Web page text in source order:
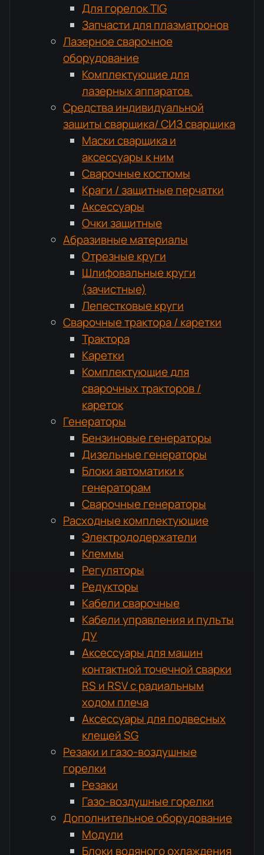
Для горелок TIG
Запчасти для плазматронов
Лазерное сварочное
оборудование
Комплектующие для
лазерных аппаратов.
Средства индивидуальной
защиты сварщика/ СИЗ сварщика
Маски сварщика и
аксессуары к ним
Сварочные костюмы
Краги / защитные перчатки
Аксессуары
Очки защитные
Абразивные материалы
Отрезные круги
Шлифовальные круги
(зачистные)
Лепестковые круги
Сварочные трактора / каретки
Трактора
Каретки
Комплектующие для
сварочных тракторов /
кареток
Генераторы
Бензиновые генераторы
Дизельные генераторы
Блоки автоматики к
генераторам
Сварочные генераторы
Расходные комплектующие
Электрододержатели
Клеммы
Регуляторы
Редукторы
Кабели сварочные
Кабели управления и пульты
ДУ
Аксессуары для машин
контактной точечной сварки
RS и RSV с радиальным
ходом плеча
Аксессуары для подвесных
клещей SG
Резаки и газо-воздушные
горелки
Резаки
Газо-воздушные горелки
Дополнительное оборудование
Модули
Блоки водяного охлаждения